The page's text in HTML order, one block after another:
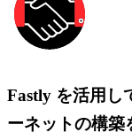
Fastly を活用し
ーネットの構築